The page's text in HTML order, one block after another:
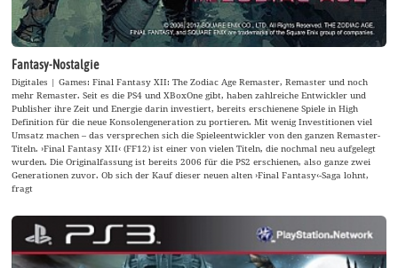
Fantasy-Nostalgie
Digitales | Games: Final Fantasy XII: The Zodiac Age Remaster, Remaster und noch
mehr Remaster. Seit es die PS4 und XBoxOne gibt, haben zahlreiche Entwickler und
Publisher ihre Zeit und Energie darin investiert, bereits erschienene Spiele in High
Definition für die neue Konsolengeneration zu portieren. Mit wenig Investitionen viel
Umsatz machen – das versprechen sich die Spieleentwickler von den ganzen Remaster-
Titeln. ›Final Fantasy XII‹ (FF12) ist einer von vielen Titeln, die nochmal neu aufgelegt
wurden. Die Originalfassung ist bereits 2006 für die PS2 erschienen, also ganze zwei
Generationen zuvor. Ob sich der Kauf dieser neuen alten ›Final Fantasy‹-Saga lohnt,
fragt